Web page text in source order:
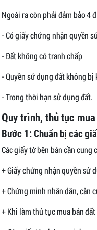
Ngoài ra còn phải đảm bảo 4
- Có giấy chứng nhận quyền
- Đất không có tranh chấp
- Quyền sử dụng đất không bị
- Trong thời hạn sử dụng đất.
Quy trình, thủ tục
Bước 1: Chuẩn bị các
Các giấy tờ bên bán cần
+ Giấy chứng nhận quyền sử
+ Chứng minh nhân dân, căn
+ Khi làm thủ tục mua bán